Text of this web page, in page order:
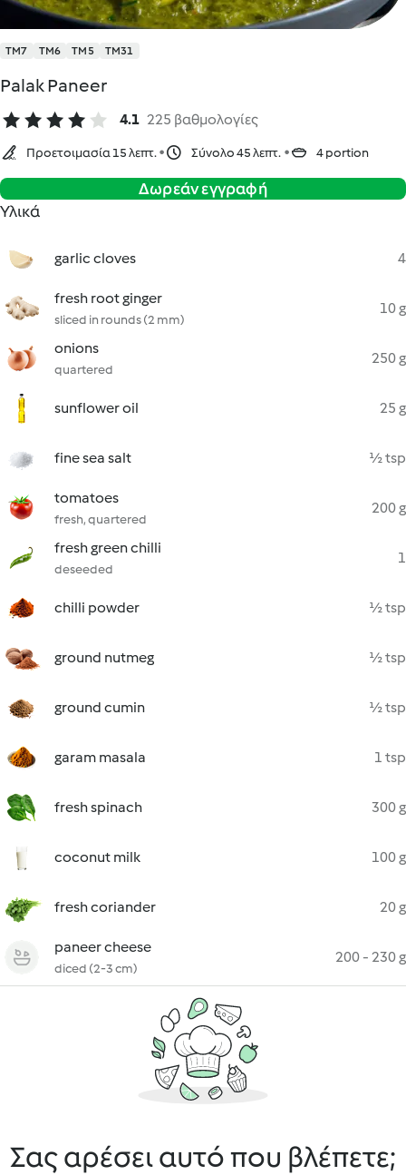
TM7 TM6 TM5 TM31
Palak Paneer
4.1 225 βαθμολογίες
Προετοιμασία 15 λεπτ. Σύνολο 45 λεπτ. 4 portion
Δωρεάν εγγραφή
Υλικά
garlic cloves 4
fresh root ginger
sliced in rounds (2 mm)
10 g
onions
quartered
250 g
sunflower oil 25 g
fine sea salt ½ tsp
tomatoes
fresh, quartered
200 g
fresh green chilli
deseeded
1
chilli powder ½ tsp
ground nutmeg ½ tsp
ground cumin ½ tsp
garam masala 1 tsp
fresh spinach 300 g
coconut milk 100 g
fresh coriander 20 g
paneer cheese
diced (2-3 cm)
200 - 230 g
Σας αρέσει αυτό που βλέπετε;